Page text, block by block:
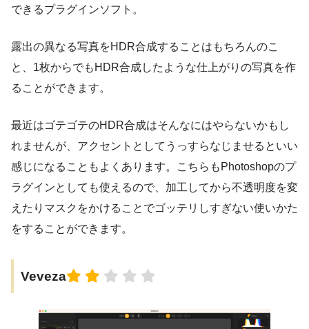
できるプラグインソフト。
露出の異なる写真をHDR合成することはもちろんのこ
と、1枚からでもHDR合成したような仕上がりの写真を作
ることができます。
最近はゴテゴテのHDR合成はそんなにはやらないかもし
れませんが、アクセントとしてうっすらなじませるといい
感じになることもよくあります。こちらもPhotoshopのプ
ラグインとしても使えるので、加工してから不透明度を変
えたりマスクをかけることでゴッテリしすぎない使いかた
をすることができます。
Veveza